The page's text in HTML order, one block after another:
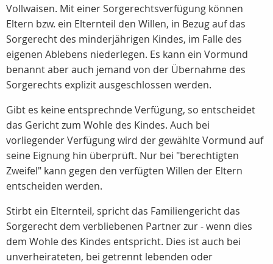
Vollwaisen. Mit einer Sorgerechtsverfügung können
Eltern bzw. ein Elternteil den Willen, in Bezug auf das
Sorgerecht des minderjährigen Kindes, im Falle des
eigenen Ablebens niederlegen. Es kann ein Vormund
benannt aber auch jemand von der Übernahme des
Sorgerechts explizit ausgeschlossen werden.
Gibt es keine entsprechnde Verfügung, so entscheidet
das Gericht zum Wohle des Kindes. Auch bei
vorliegender Verfügung wird der gewählte Vormund auf
seine Eignung hin überprüft. Nur bei "berechtigten
Zweifel" kann gegen den verfügten Willen der Eltern
entscheiden werden.
Stirbt ein Elternteil, spricht das Familiengericht das
Sorgerecht dem verbliebenen Partner zur - wenn dies
dem Wohle des Kindes entspricht. Dies ist auch bei
unverheirateten, bei getrennt lebenden oder